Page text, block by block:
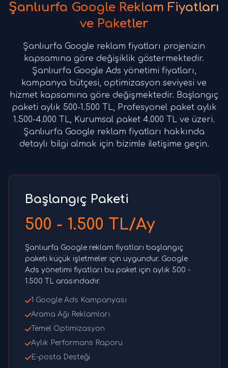
Şanlıurfa Google Reklam Fiyatları
ve Paketler
Şanlıurfa Google reklam fiyatları projenizin
kapsamına göre değişiklik göstermektedir.
Şanlıurfa Google Ads yönetimi fiyatları,
kampanya bütçesi, optimizasyon seviyesi ve
hizmet kapsamına göre değişmektedir. Başlangıç
paketi aylık 500-1.500 TL, Profesyonel paket aylık
1.500-4.000 TL, Kurumsal paket 4.000 TL ve üzeri.
Şanlıurfa Google reklam fiyatları hakkında
detaylı bilgi almak için bizimle iletişime geçin.
Başlangıç Paketi
500 - 1.500 TL/Ay
Şanlıurfa Google reklam fiyatları başlangıç
paketi küçük işletmeler için uygundur. Google
Ads yönetimi fiyatları bu paket için aylık 500 -
1.500 TL arasındadır.
1 Google Ads Kampanyası
Arama Ağı Reklamları
Temel Optimizasyon
Aylık Performans Raporu
E-posta Desteği